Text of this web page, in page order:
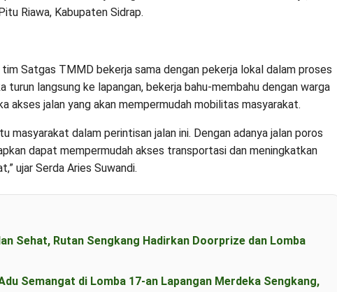
Riawa, Kabupaten Sidrap.
tim Satgas TMMD bekerja sama dengan pekerja lokal dalam proses
turun langsung ke lapangan, bekerja bahu-membahu dengan warga
akses jalan yang akan mempermudah mobilitas masyarakat.
masyarakat dalam perintisan jalan ini. Dengan adanya jalan poros
dapat mempermudah akses transportasi dan meningkatkan
ujar Serda Aries Suwandi.
Sehat, Rutan Sengkang Hadirkan Doorprize dan Lomba
Semangat di Lomba 17-an Lapangan Merdeka Sengkang,